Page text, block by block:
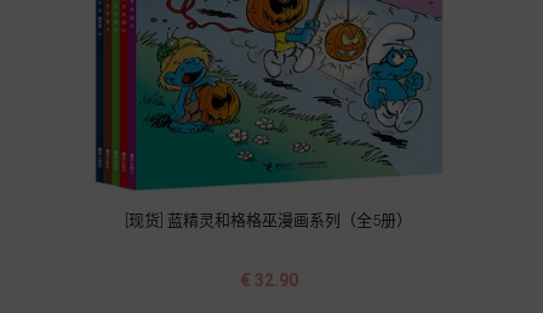
[现货] 蓝精灵和格格巫漫画系列（全5册）
价
€ 32.90